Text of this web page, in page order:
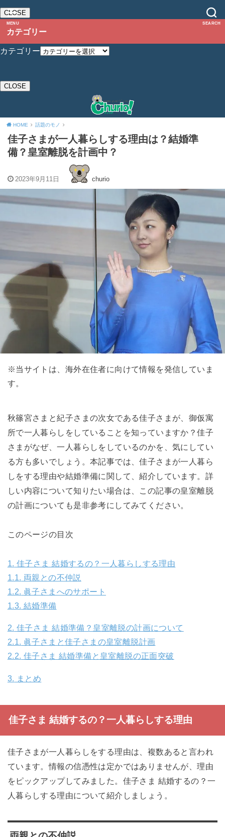
MENU
CLOSE
カテゴリー
カテゴリー
CLOSE
SEARCH
HOME 話題のモノ
佳子さまが一人暮らしする理由は？結婚準
備？皇室離脱を計画中？
2023年9月11日 churio
※当サイトは、海外在住者に向けて情報を発信していま
す。
秋篠宮さまと紀子さまの次女である佳子さまが、御仮寓
所で一人暮らしをしていることを知っていますか？佳子
さまがなぜ、一人暮らしをしているのかを、気にしてい
る方も多いでしょう。本記事では、佳子さまが一人暮ら
しをする理由や結婚準備に関して、紹介しています。詳
しい内容について知りたい場合は、この記事の皇室離脱
の計画についても是非参考にしてみてください。
このページの目次
1. 佳子さま 結婚するの？一人暮らしする理由
1.1. 両親との不仲説
1.2. 眞子さまへのサポート
1.3. 結婚準備
2. 佳子さま 結婚準備？皇室離脱の計画について
2.1. 眞子さまと佳子さまの皇室離脱計画
2.2. 佳子さま 結婚準備と皇室離脱の正面突破
3. まとめ
佳子さま 結婚するの？一人暮らしする理由
佳子さまが一人暮らしをする理由は、複数あると言われ
ています。情報の信憑性は定かではありませんが、理由
をピックアップしてみました。佳子さま 結婚するの？一
人暮らしする理由について紹介しましょう。